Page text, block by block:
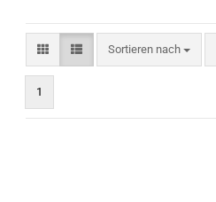
Sortieren nach
Sortieren nach
1